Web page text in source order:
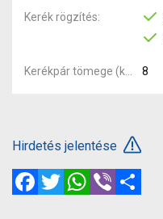
Kerék rögzítés
8
Hirdetés jelentése
FacebookTwitterWhatsApp
Viber